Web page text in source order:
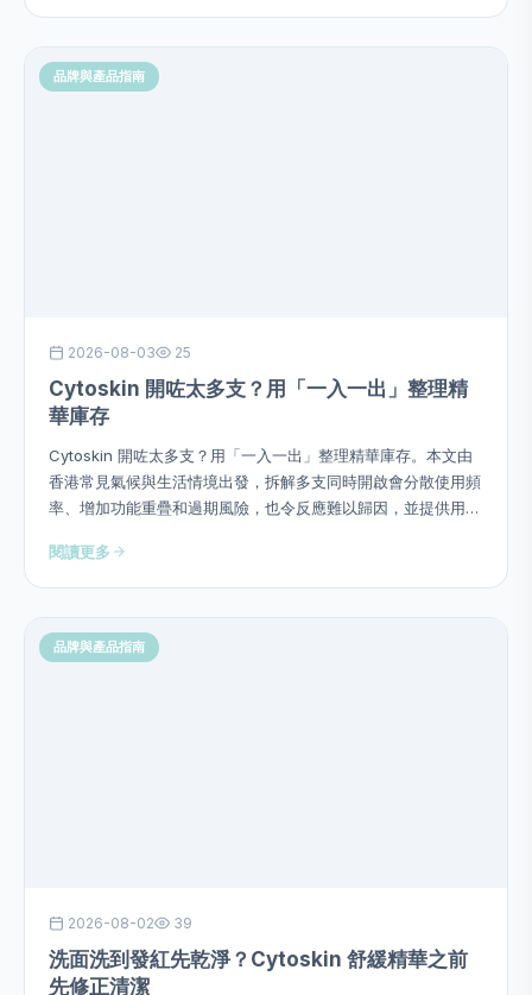
品牌與產品指南
2026-08-03 25
Cytoskin 開咗太多支？用「一入一出」整理精
華庫存
Cytoskin 開咗太多支？用「一入一出」整理精華庫存。本文由
香港常見氣候與生活情境出發，拆解多支同時開啟會分散使用頻
率、增加功能重疊和過期風險，也令反應難以歸因，並提供用
作過度功效承諾。
閱讀更多
品牌與產品指南
2026-08-02 39
洗面洗到發紅先乾淨？Cytoskin 舒緩精華之前
先修正清潔